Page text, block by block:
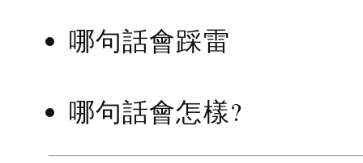
哪句話會踩雷
哪句話會怎樣?